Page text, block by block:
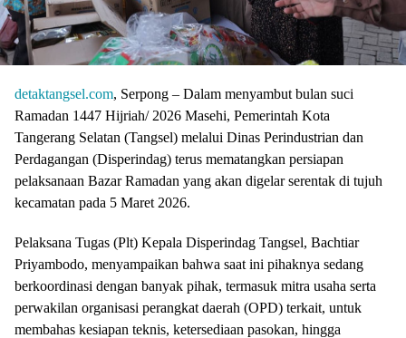
detaktangsel.com, Serpong – Dalam menyambut bulan suci
Ramadan 1447 Hijriah/ 2026 Masehi, Pemerintah Kota
Tangerang Selatan (Tangsel) melalui Dinas Perindustrian dan
Perdagangan (Disperindag) terus mematangkan persiapan
pelaksanaan Bazar Ramadan yang akan digelar serentak di tujuh
kecamatan pada 5 Maret 2026.
Pelaksana Tugas (Plt) Kepala Disperindag Tangsel, Bachtiar
Priyambodo, menyampaikan bahwa saat ini pihaknya sedang
berkoordinasi dengan banyak pihak, termasuk mitra usaha serta
perwakilan organisasi perangkat daerah (OPD) terkait, untuk
membahas kesiapan teknis, ketersediaan pasokan, hingga